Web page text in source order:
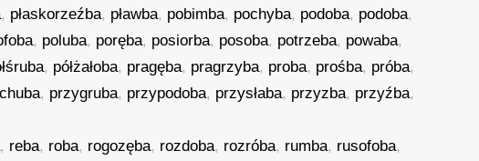
, płaskorzeźba, pławba, pobimba, pochyba, podoba, podoba,
, poluba, poręba, posiorba, posoba, potrzeba, powaba,
, półżałoba, pragęba, pragrzyba, proba, prośba, próba,
, przygruba, przypodoba, przysłaba, przyzba, przyźba,
, reba, roba, rogozęba, rozdoba, rozróba, rumba, rusofoba,